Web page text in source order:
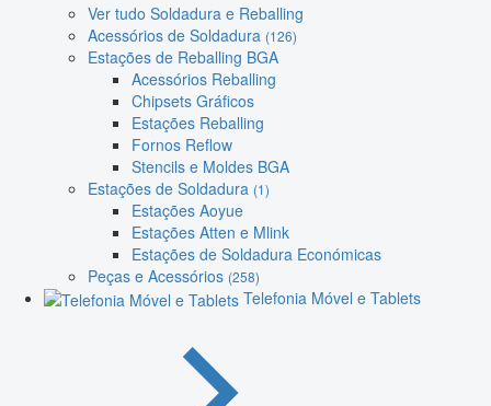
Ver tudo Soldadura e Reballing
Acessórios de Soldadura (126)
Estações de Reballing BGA
Acessórios Reballing
Chipsets Gráficos
Estações Reballing
Fornos Reflow
Stencils e Moldes BGA
Estações de Soldadura (1)
Estações Aoyue
Estações Atten e Mlink
Estações de Soldadura Económicas
Peças e Acessórios (258)
Telefonia Móvel e Tablets